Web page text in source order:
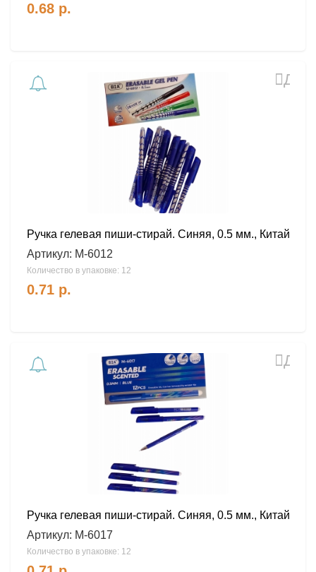
0.68 р.
Ручка гелевая пиши-стирай. Синяя, 0.5 мм., Китай
Артикул: М-6012
Количество в упаковке: 12
0.71 р.
Ручка гелевая пиши-стирай. Синяя, 0.5 мм., Китай
Артикул: М-6017
Количество в упаковке: 12